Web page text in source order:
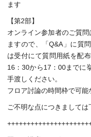
ます
【第2部】
オンライン参加者のご質
ますので、「Q&A」に質
は受付にて質問用紙を配
16：30から17：00までに
手渡しください。
フロア討論の時間枠で可能
ご不明な点につきましては